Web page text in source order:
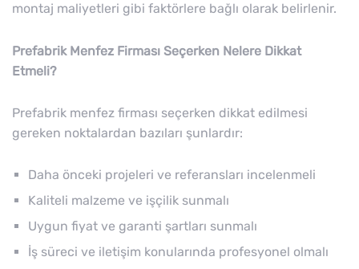
montaj maliyetleri gibi faktörlere bağlı olarak belirlenir.
Prefabrik Menfez Firması Seçerken Nelere Dikkat
Etmeli?
Prefabrik menfez firması seçerken dikkat edilmesi
gereken noktalardan bazıları şunlardır:
Daha önceki projeleri ve referansları incelenmeli
Kaliteli malzeme ve işçilik sunmalı
Uygun fiyat ve garanti şartları sunmalı
İş süreci ve iletişim konularında profesyonel olmalı